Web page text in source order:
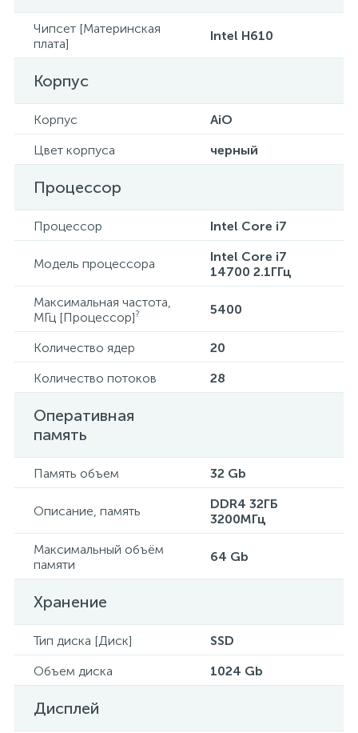
Чипсет [Материнская
плата]
Intel H610
Корпус
Корпус
AiO
Цвет корпуса
черный
Процессор
Процессор Intel Core i7
Модель процессора
Intel Core i7
14700 2.1ГГц
Максимальная частота,
МГц [Процессор]? 5400
Количество ядер
20
Количество потоков
28
Оперативная
память
Память объем 32 Gb
Описание, память
DDR4 32ГБ
3200МГц
Максимальный объём
памяти
64 Gb
Хранение
Тип диска [Диск]
SSD
Объем диска
1024 Gb
Дисплей